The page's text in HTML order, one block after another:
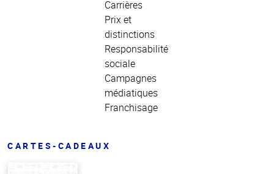
Carrières
Prix et
distinctions
Responsabilité
sociale
Campagnes
médiatiques
Franchisage
CARTES-CADEAUX